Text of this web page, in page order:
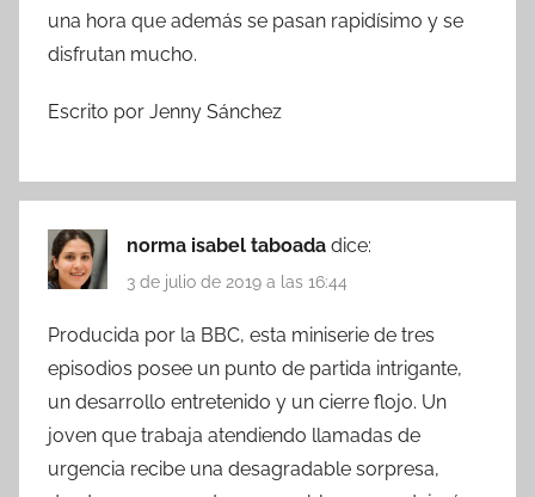
una hora que además se pasan rapidísimo y se
disfrutan mucho.
Escrito por Jenny Sánchez
norma isabel taboada dice:
3 de julio de 2019 a las 16:44
Producida por la BBC, esta miniserie de tres
episodios posee un punto de partida intrigante,
un desarrollo entretenido y un cierre flojo. Un
joven que trabaja atendiendo llamadas de
urgencia recibe una desagradable sorpresa,